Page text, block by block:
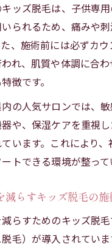
から見る愛知県おすす
脱毛の相場と回数目安
効果が高いキッズ脱毛
プランが揃うキッズ脱
験でわかるキッズ脱毛
抑えたキッズ脱毛の選
を知ったうえでのキッ
脱毛のデメリットと注
や色素沈着リスクへの
ッズ脱毛は、子供専
られるため、痛みや
、施術前には必ずカ
れ、肌質や体調に合
徴です。
の人気サロンでは、
や、保湿ケアを重視
います。これにより
トできる環境が整って
減らすキッズ脱毛の施
らすためのキッズ脱
毛）が導入されてい